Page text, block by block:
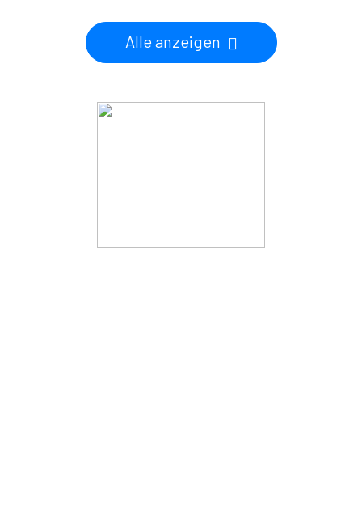
Alle anzeigen